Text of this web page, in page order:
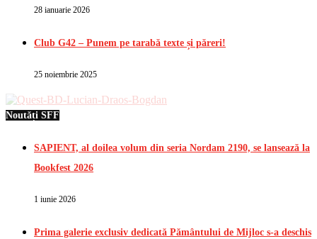
28 ianuarie 2026
Club G42 – Punem pe tarabă texte și păreri!
25 noiembrie 2025
Noutăți SFF
SAPIENT, al doilea volum din seria Nordam 2190, se lansează la
Bookfest 2026
1 iunie 2026
Prima galerie exclusiv dedicată Pământului de Mijloc s-a deschis